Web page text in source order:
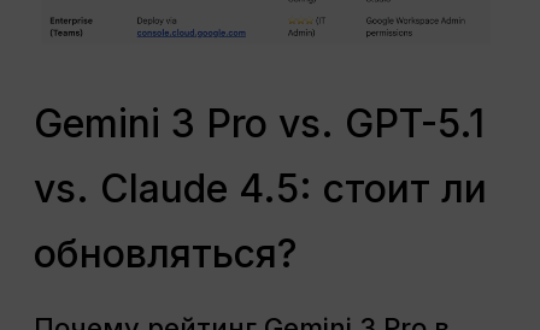
Gemini 3 Pro vs. GPT-5.1
vs. Claude 4.5: стоит ли
обновляться?